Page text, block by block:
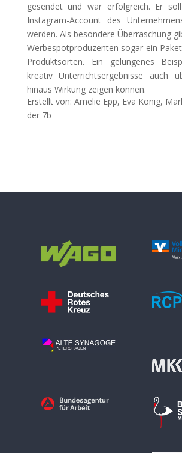
gesendet und war erfolgreich. Er
Instagram-Account des
werden. Als besondere Überraschung
Werbespotproduzenten sogar ein
Produktsorten. Ein gelungenes
kreativ Unterrichtsergebnisse auch
hinaus Wirkung zeigen können.
Erstellt von: Amelie Epp, Eva König,
der 7b